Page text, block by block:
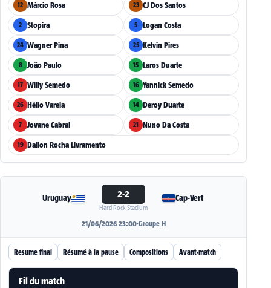
12 Márcio Rosa 23 CJ Dos Santos
2 Stopira 5 Logan Costa
24 Wagner Pina 25 Kelvin Pires
8 João Paulo 15 Laros Duarte
17 Willy Semedo 16 Yannick Semedo
26 Hélio Varela 14 Deroy Duarte
7 Jovane Cabral 21 Nuno Da Costa
19 Dailon Rocha Livramento
Uruguay 2-2
Hard Rock Stadium
Cap-Vert
21/06/2026 23:00·Groupe H
Resume final Résumé à la pause Compositions Avant-match
Fil du match